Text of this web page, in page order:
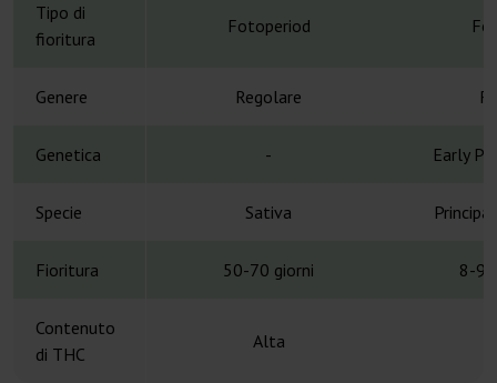
Tipo di
fioritura
Fotoperiod
Genere Regolare
Genetica - Early
Specie Sativa
Fioritura 50-70 giorni 8-9
Contenuto
di THC
Alta